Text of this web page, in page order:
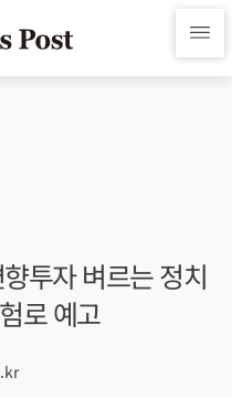
투자 벼르는 정치
로 예고